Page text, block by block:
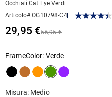
Occhiali Cat Eye Verdi
Articolo#:OG10798-C4
29,95 €56,95 €
FrameColor: Verde
Misura: Medio